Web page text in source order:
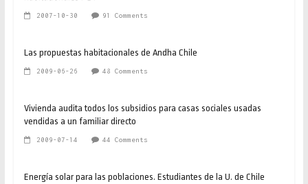
2007-10-30 91 Comments
Las propuestas habitacionales de Andha Chile
2009-06-26 48 Comments
Vivienda audita todos los subsidios para casas sociales usadas
vendidas a un familiar directo
2009-07-14 44 Comments
Energía solar para las poblaciones. Estudiantes de la U. de Chile